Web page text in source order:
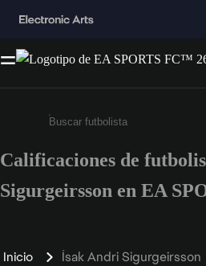
Ingresa un mínimo de 3
Calificaciones de
Sigurgeirsson en EA
Inicio Ísak Andri Sigurgeirsson